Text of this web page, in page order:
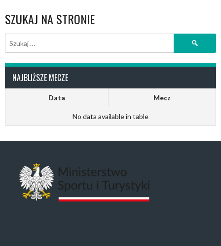
SZUKAJ NA STRONIE
Szukaj:
NAJBLIŻSZE MECZE
Data Mecz
No data available in table